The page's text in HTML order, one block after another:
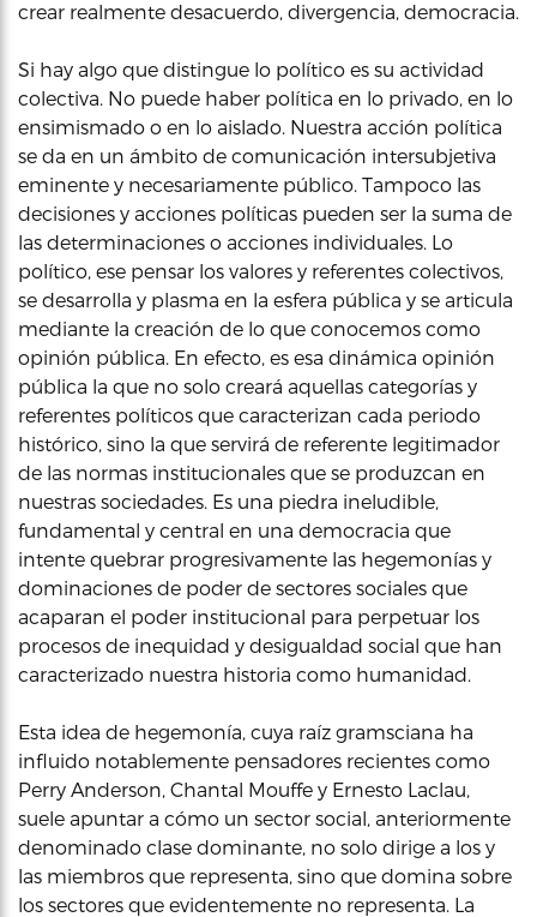
crear realmente desacuerdo, divergencia, democracia.
Si hay algo que distingue lo político es su actividad
colectiva. No puede haber política en lo privado, en lo
ensimismado o en lo aislado. Nuestra acción política
se da en un ámbito de comunicación intersubjetiva
eminente y necesariamente público. Tampoco las
decisiones y acciones políticas pueden ser la suma de
las determinaciones o acciones individuales. Lo
político, ese pensar los valores y referentes colectivos,
se desarrolla y plasma en la esfera pública y se articula
mediante la creación de lo que conocemos como
opinión pública. En efecto, es esa dinámica opinión
pública la que no solo creará aquellas categorías y
referentes políticos que caracterizan cada periodo
histórico, sino la que servirá de referente legitimador
de las normas institucionales que se produzcan en
nuestras sociedades. Es una piedra ineludible,
fundamental y central en una democracia que
intente quebrar progresivamente las hegemonías y
dominaciones de poder de sectores sociales que
acaparan el poder institucional para perpetuar los
procesos de inequidad y desigualdad social que han
caracterizado nuestra historia como humanidad.
Esta idea de hegemonía, cuya raíz gramsciana ha
influido notablemente pensadores recientes como
Perry Anderson, Chantal Mouffe y Ernesto Laclau,
suele apuntar a cómo un sector social, anteriormente
denominado clase dominante, no solo dirige a los y
las miembros que representa, sino que domina sobre
los sectores que evidentemente no representa. La